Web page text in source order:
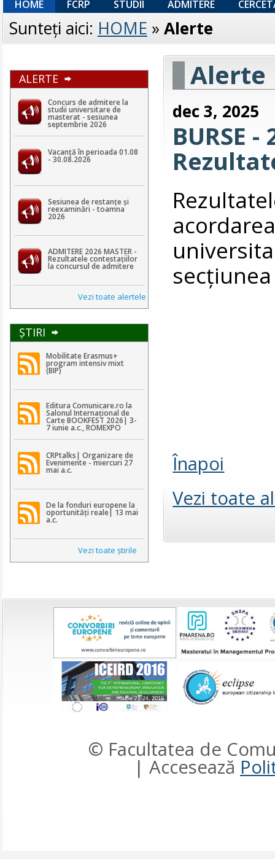
HOME FCRP STUDII ADMITERE
Sunteţi aici: HOME » Alerte
ALERTE
Concurs de admitere la
studii universitare de
masterat - sesiunea
septembrie 2026
Vacanță în perioada 01.08
- 30.08.2026
Sesiunea de restanțe și
reexaminări - toamna
2026
ADMITERE 2026 MASTER -
Rezultatele contestaţiilor
la concursul de admitere
Vezi toate alertele
ŞTIRI
Mobilitate Erasmus+
program intensiv mixt
(BIP)
Editura Comunicare.ro la
Salonul Internațional de
Carte BOOKFEST 2026| 3-
7 iunie a.c., ROMEXPO
CRPtalks| Organizare de
Evenimente - miercuri 27
mai a.c.
De la fonduri europene la
oportunități reale| 13 mai
a.c.
Vezi toate ştirile
Alerte
dec 3, 2025
BURSE
Înapoi
Vezi toate
© Facultatea de
| Accesează